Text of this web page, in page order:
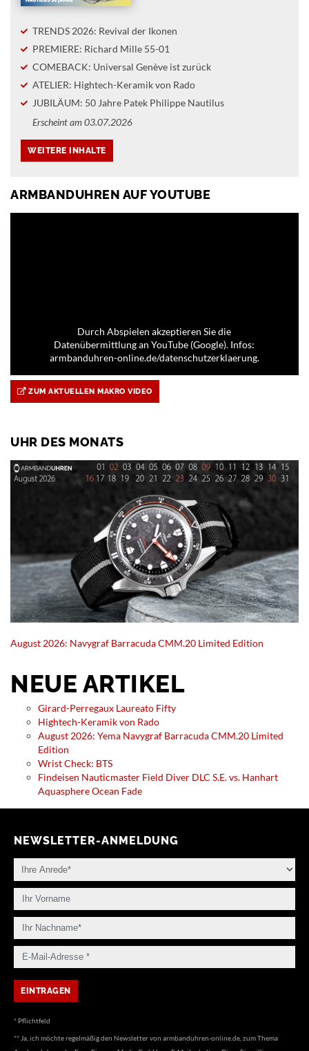
TRENDS 2026: Revival der Ikonen
PREMIERE: Richard Mille 55-01
COMEBACK: Universal Genève ist zurück
ATELIER: Hightech-Keramik von Rado
JUBILÄUM: 50 Jahre Patek Philippe Nautilus
Erscheint am 03.07.2026
ARMBANDUHREN AUF YOUTUBE
Durch Abspielen akzeptieren Sie die
Datenübermittlung an YouTube (Google). Infos:
armbanduhren-online.de/datenschutzerklaerung.
ZUM AKTUELLEN MAKRO VIDEO
UHR DES MONATS
August 2026: Navygraf Barracuda CMM.20 Limited Edition
NEUE ARTIKEL
Girard-Perregaux Laureato Fifty
Hightech-Keramik von Rado
August 2026: Yema Navygraf Barracuda CMM.20 Limited
Edition
Wrist Check: BTS
Findeisen Nauticmaster Field Diver DLC S.E. vs. Hanhart
Aquasphere Ocean Fade
NEWSLETTER-ANMELDUNG
* Pflichtfeld
** Ja, ich möchte regelmäßig den Newsletter von armbanduhren-online.de, zum Thema